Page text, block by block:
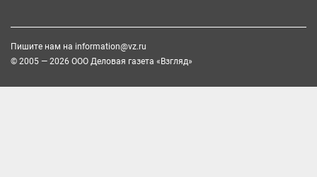
Пишите нам на information@vz.ru
© 2005 — 2026 ООО Деловая газета «Взгляд»